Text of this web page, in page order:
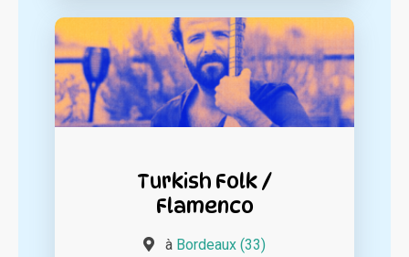
Turkish Folk /
Flamenco
à Bordeaux (33)